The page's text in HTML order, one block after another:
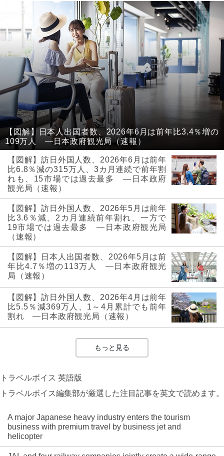
【図解】日本人出国者数、2026年6月は前年比3.4％増の
109万人 ―日本政府観光局（速報）
【図解】訪日外国人数、2026年6月は前年
比6.8％減の315万人、3カ月連続で前年割
れも、15市場では過去最多 ―日本政府
観光局（速報）
【図解】訪日外国人数、2026年5月は前年
比3.6％減、2カ月連続前年割れ、一方で
19市場では過去最多 ―日本政府観光局
（速報）
【図解】日本人出国者数、2026年5月は前
年比4.7％増の113万人 ―日本政府観光
局（速報）
【図解】訪日外国人数、2026年4月は前年
比5.5％減369万人、1～4月累計でも前年
割れ ―日本政府観光局（速報）
もっと見る
トラベルボイス 英語版
トラベルボイス編集部が厳選した注目記事を英文で読めます。
A major Japanese heavy industry enters the tourism
business with premium travel by business jet and
helicopter